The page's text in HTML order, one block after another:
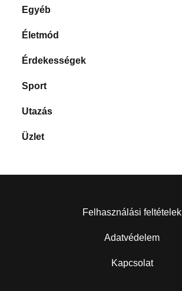
Egyéb
Életmód
Érdekességek
Sport
Utazás
Üzlet
Felhasználási feltételek
Adatvédelem
Kapcsolat